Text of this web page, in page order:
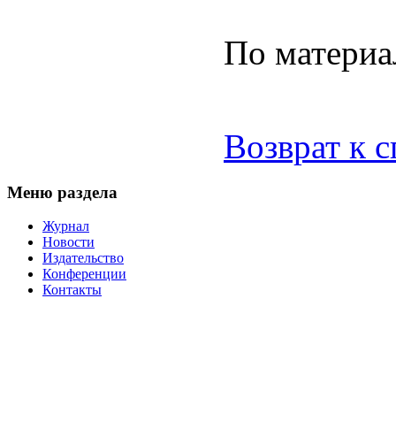
По
Возврат к
Меню раздела
Журнал
Новости
Издательство
Конференции
Контакты